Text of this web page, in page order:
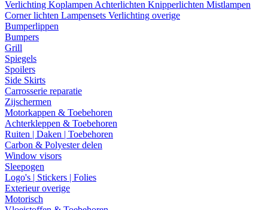
Verlichting Koplampen Achterlichten Knipperlichten Mistlampen
Corner lichten Lampensets Verlichting overige
Bumperlippen
Bumpers
Grill
Spiegels
Spoilers
Side Skirts
Carrosserie reparatie
Zijschermen
Motorkappen & Toebehoren
Achterkleppen & Toebehoren
Ruiten | Daken | Toebehoren
Carbon & Polyester delen
Window visors
Sleepogen
Logo's | Stickers | Folies
Exterieur overige
Motorisch